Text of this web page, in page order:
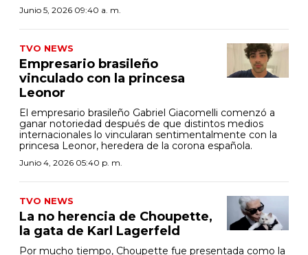
Junio 5, 2026 09:40 a. m.
TVO NEWS
Empresario brasileño
vinculado con la princesa
Leonor
El empresario brasileño Gabriel Giacomelli comenzó a
ganar notoriedad después de que distintos medios
internacionales lo vincularan sentimentalmente con la
princesa Leonor, heredera de la corona española.
Junio 4, 2026 05:40 p. m.
TVO NEWS
La no herencia de Choupette,
la gata de Karl Lagerfeld
Por mucho tiempo, Choupette fue presentada como la